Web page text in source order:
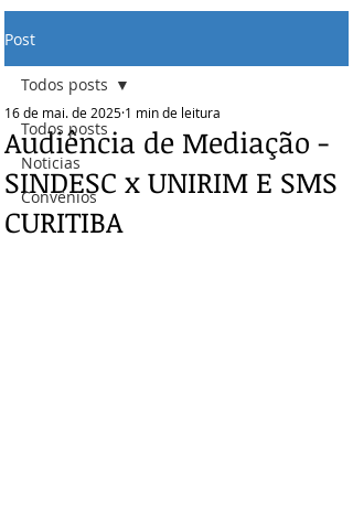
Post
Todos posts
Noticias
Convênios
Todos posts
Audiência de Mediação -
SINDESC x UNIRIM E SMS
CURITIBA
16 de mai. de 2025 1 min de leitura